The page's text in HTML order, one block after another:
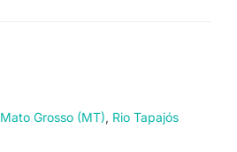
Mato Grosso (MT) Rio Tapajós